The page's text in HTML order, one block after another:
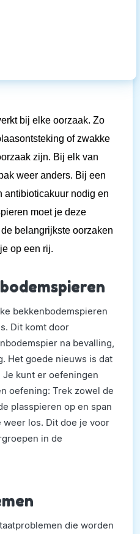
bij elke oorzaak. Zo
of zwakke
zijn. Bij elk van
weer anders. Bij een
antibioticakuur nodig en
moet je deze
belangrijkste oorzaken
op een rij.
bekkenbodemspieren
Dit komt door
na bevalling,
Het goede nieuws is dat
kunt er oefeningen
oefening: Trek zowel de
plasspieren op en span
weer los. Dit doe je voor
in de
die worden